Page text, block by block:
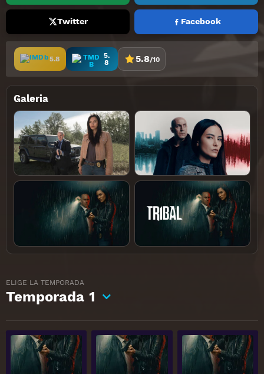
Twitter Facebook
5.8
5.
8
5.8/10
Galeria
ELIGE LA TEMPORADA
Temporada 1
View View